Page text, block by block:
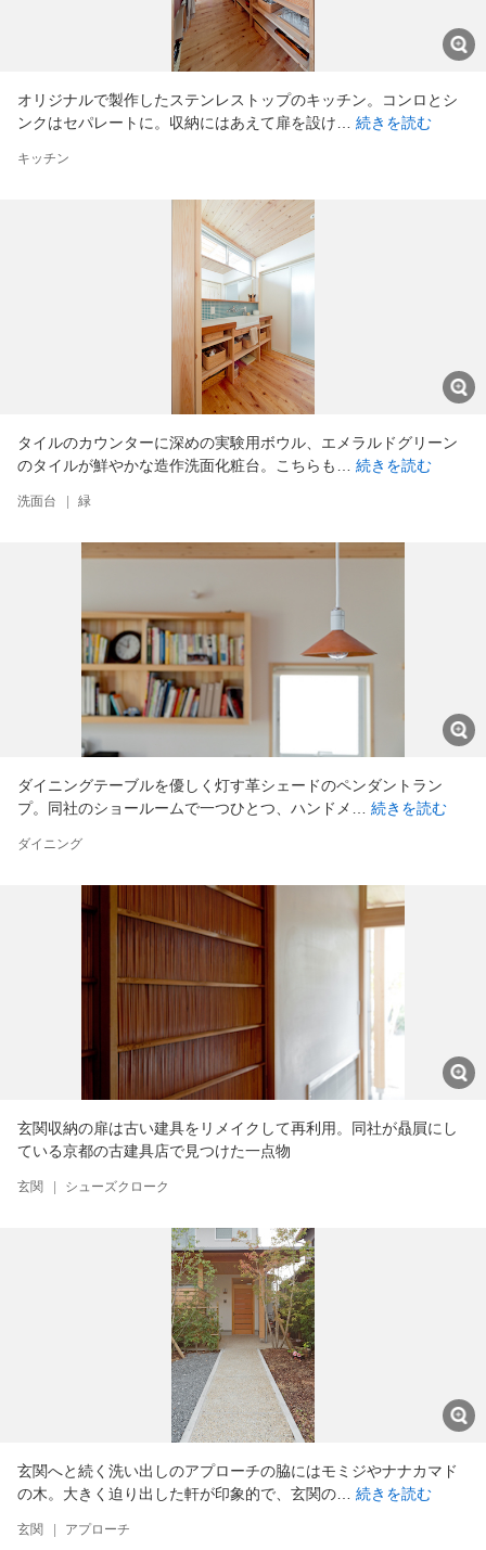
オリジナルで製作したステンレストップのキッチン。コンロとシ
ンクはセパレートに。収納にはあえて扉を設け… 続きを読む
キッチン
タイルのカウンターに深めの実験用ボウル、エメラルドグリーン
のタイルが鮮やかな造作洗面化粧台。こちらも… 続きを読む
洗面台 緑
ダイニングテーブルを優しく灯す革シェードのペンダントラン
プ。同社のショールームで一つひとつ、ハンドメ… 続きを読む
ダイニング
玄関収納の扉は古い建具をリメイクして再利用。同社が贔屓にし
ている京都の古建具店で見つけた一点物
玄関 シューズクローク
玄関へと続く洗い出しのアプローチの脇にはモミジやナナカマド
の木。大きく迫り出した軒が印象的で、玄関の… 続きを読む
玄関 アプローチ